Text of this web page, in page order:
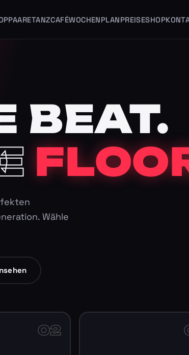
PAARETANZCAFÉWOCHENPLANPREISESHOP
BEAT.
Wähle
02